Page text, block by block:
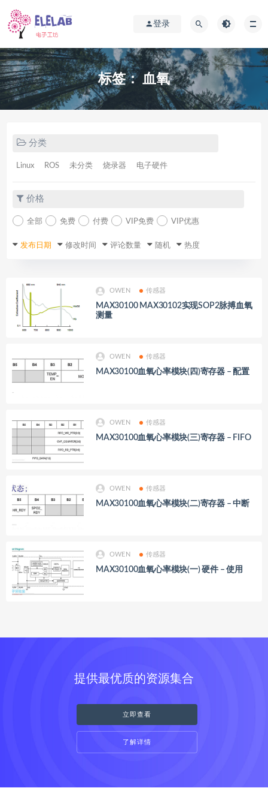
登录
标签： 血氧
分类
Linux ROS 未分类 烧录器 电子硬件
价格
全部 免费 付费 VIP免费 VIP优惠
发布日期 修改时间 评论数量 随机 热度
OWEN 传感器
MAX30100 MAX30102实现SOP2脉搏血氧
测量
OWEN 传感器
MAX30100血氧心率模块(四)寄存器 – 配置
OWEN 传感器
MAX30100血氧心率模块(三)寄存器 – FIFO
OWEN 传感器
MAX30100血氧心率模块(二)寄存器 – 中断
OWEN 传感器
MAX30100血氧心率模块(一) 硬件 – 使用
提供最优质的资源集合
立即查看
了解详情